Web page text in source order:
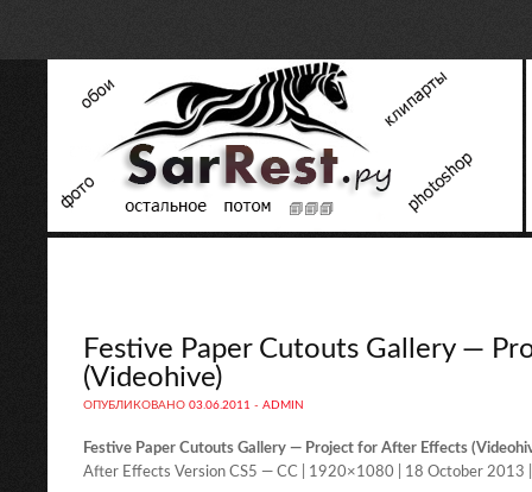
Festive Paper Cutouts Gallery —
(Videohive)
ОПУБЛИКОВАНО 03.06.2011 - ADMIN
Festive Paper Cutouts Gallery — Project for After Effects
After Effects Version CS5 — CC | 1920×1080 | 18 October 2013